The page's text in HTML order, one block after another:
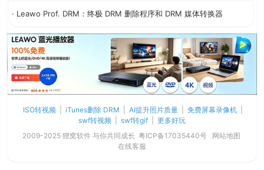
· Leawo Prof. DRM：终极 DRM 删除程序和 DRM 媒体转换器
ISO转视频 iTunes删除 DRM AI提升照片质量 免费屏幕录像机
swf转视频
swf转gif
更多好玩
2009-2025 狸窝软件 与你共同成长 粤ICP备17035440号
网站地图
在线客服